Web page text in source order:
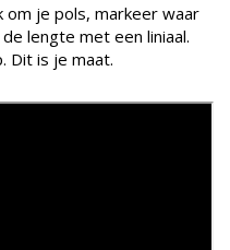
om je pols, markeer waar
lengte met een liniaal.
Dit is je maat.